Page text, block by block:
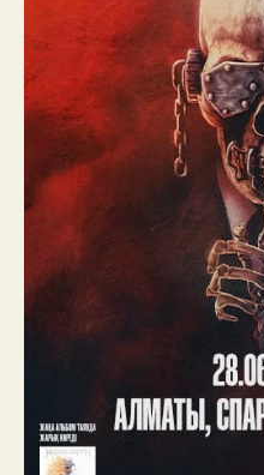
Дата и время
Мероприятия
Экстренные